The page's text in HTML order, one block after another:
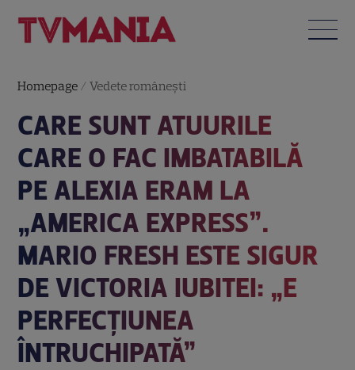
Homepage /Vedete româneşti
CARE SUNT ATUURILE
CARE O FAC IMBATABILĂ
PE ALEXIA ERAM LA
„AMERICA EXPRESS”.
MARIO FRESH ESTE SIGUR
DE VICTORIA IUBITEI: „E
PERFECȚIUNEA
ÎNTRUCHIPATĂ”